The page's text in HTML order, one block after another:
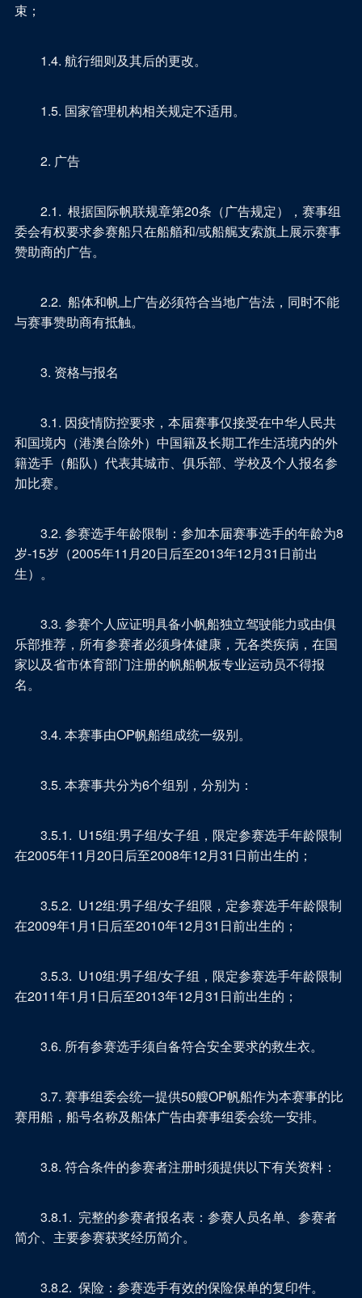
束；
1.4. 航行细则及其后的更改。
1.5. 国家管理机构相关规定不适用。
2. 广告
2.1. 根据国际帆联规章第20条（广告规定），赛事组
委会有权要求参赛船只在船艏和/或船艉支索旗上展示赛事
赞助商的广告。
2.2. 船体和帆上广告必须符合当地广告法，同时不能
与赛事赞助商有抵触。
3. 资格与报名
3.1. 因疫情防控要求，本届赛事仅接受在中华人民共
和国境内（港澳台除外）中国籍及长期工作生活境内的外
籍选手（船队）代表其城市、俱乐部、学校及个人报名参
加比赛。
3.2. 参赛选手年龄限制：参加本届赛事选手的年龄为8
岁-15岁（2005年11月20日后至2013年12月31日前出
生）。
3.3. 参赛个人应证明具备小帆船独立驾驶能力或由俱
乐部推荐，所有参赛者必须身体健康，无各类疾病，在国
家以及省市体育部门注册的帆船帆板专业运动员不得报
名。
3.4. 本赛事由OP帆船组成统一级别。
3.5. 本赛事共分为6个组别，分别为：
3.5.1. U15组:男子组/女子组，限定参赛选手年龄限制
在2005年11月20日后至2008年12月31日前出生的；
3.5.2. U12组:男子组/女子组限，定参赛选手年龄限制
在2009年1月1日后至2010年12月31日前出生的；
3.5.3. U10组:男子组/女子组，限定参赛选手年龄限制
在2011年1月1日后至2013年12月31日前出生的；
3.6. 所有参赛选手须自备符合安全要求的救生衣。
3.7. 赛事组委会统一提供50艘OP帆船作为本赛事的比
赛用船，船号名称及船体广告由赛事组委会统一安排。
3.8. 符合条件的参赛者注册时须提供以下有关资料：
3.8.1. 完整的参赛者报名表：参赛人员名单、参赛者
简介、主要参赛获奖经历简介。
3.8.2. 保险：参赛选手有效的保险保单的复印件。